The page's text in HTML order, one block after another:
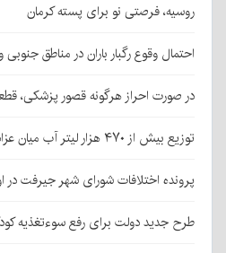
روسیه، فرصتی نو برای پسته کرمان
احتمال وقوع رگبار باران در مناطق
در صورت احراز هرگونه قصور پزشکی،
توزیع بیش از ۴۷۰ هزار لیتر آب میان عزاداران جامانده اربعین در کرمان
پرونده اختلافات شورای شهر جیرفت
طرح جدید دولت برای رفع سوءتغذیه